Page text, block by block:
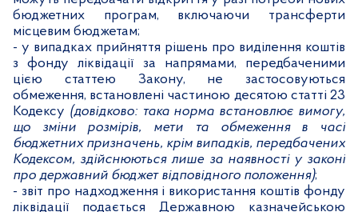
бюджетних програм, включаючи трансферти
місцевим бюджетам;
- у випадках прийняття рішень про виділення коштів
з фонду ліквідації за напрямами, передбаченими
цією статтею Закону, не застосовуються
обмеження, встановлені частиною десятою статті 23
Кодексу (довідково: така норма встановлює вимогу,
що зміни розмірів, мети та обмеження в часі
бюджетних призначень, крім випадків, передбачених
Кодексом, здійснюються лише за наявності у законі
про державний бюджет відповідного положення);
- звіт про надходження і використання коштів фонду
ліквідації подається Державною казначейською